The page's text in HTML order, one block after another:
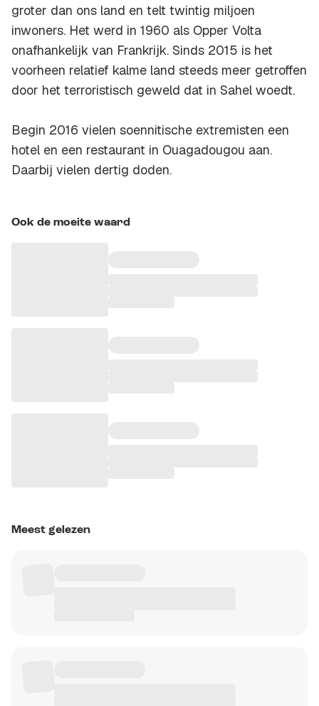
groter dan ons land en telt twintig miljoen
inwoners. Het werd in 1960 als Opper Volta
onafhankelijk van Frankrijk. Sinds 2015 is het
voorheen relatief kalme land steeds meer getroffen
door het terroristisch geweld dat in Sahel woedt.
Begin 2016 vielen soennitische extremisten een
hotel en een restaurant in Ouagadougou aan.
Daarbij vielen dertig doden.
Ook de moeite waard
Meest gelezen